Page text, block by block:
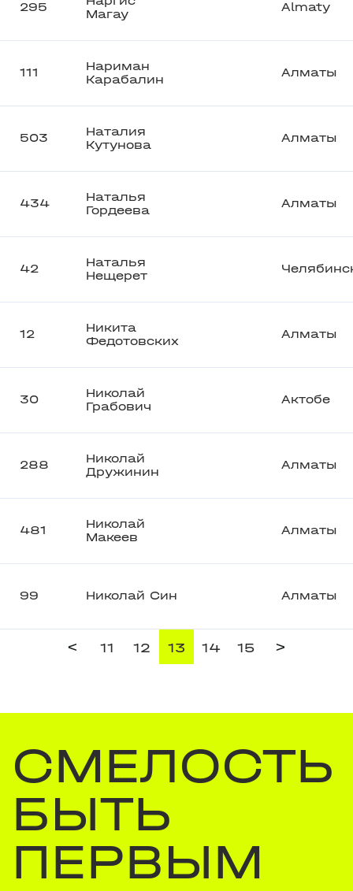
295
Магау
Almaty
111
Нариман
Карабалин
Алматы
503
Наталия
Кутунова
Алматы
434
Наталья
Гордеева
Алматы
42
Наталья
Нещерет
12
Никита
Федотовских
Алматы
30
Николай
Грабович
Актобе
288
Николай
Дружинин
Алматы
481
Николай
Макеев
Алматы
99 Николай Син Алматы
< 11 12 13 14 15 >
СМЕЛОСТЬ
БЫТЬ
ПЕРВЫМ